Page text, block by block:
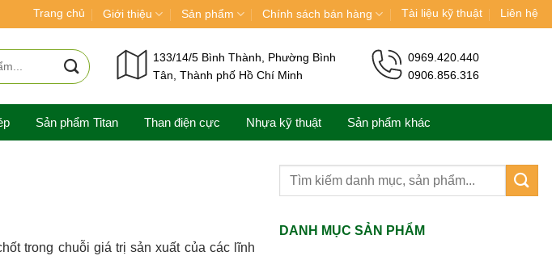
Trang chủ Giới thiệu Sản phẩm Chính sách bán hàng Tài liệu kỹ thuật Liên hệ
133/14/5 Bình Thành, Phường Bình
Tân, Thành phố Hồ Chí Minh
0969.420.440
0906.856.316
Sản phẩm Titan Than điện cực Nhựa kỹ thuật Sản phẩm khác
trong chuỗi giá trị sản xuất của các lĩnh
DANH MỤC SẢN PHẨM